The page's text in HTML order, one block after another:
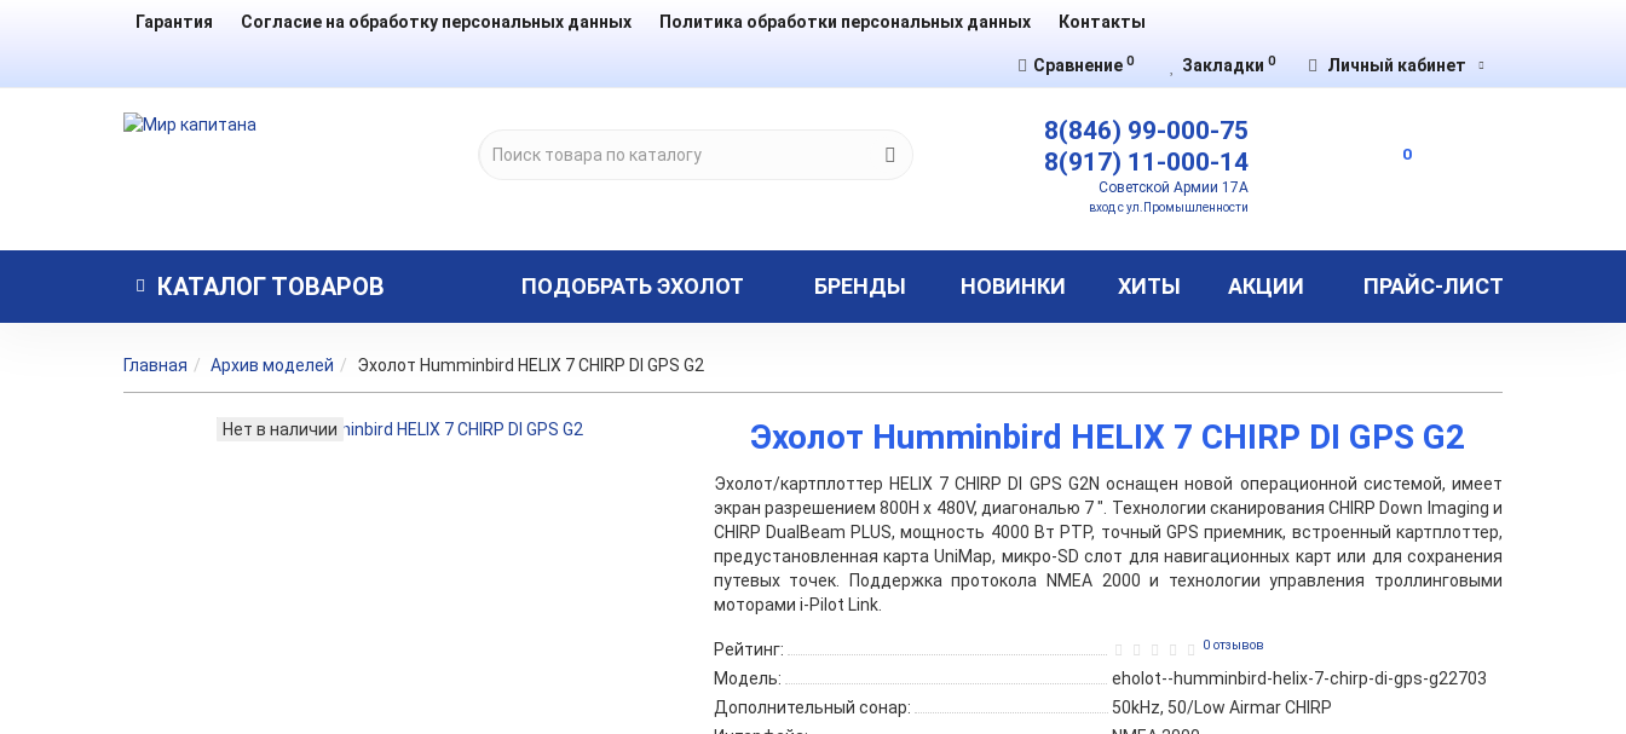
Гарантия Согласие на обработку персональных данных Политика обработки персональных данных Контакты
Сравнение 0 Закладки 0 Личный кабинет
8(846) 99-000-75
8(917) 11-000-14
Советской Армии 17А
вход с ул.Промышленности
0
КАТАЛОГ ТОВАРОВ ПОДОБРАТЬ ЭХОЛОТ БРЕНДЫ НОВИНКИ ХИТЫ АКЦИИ ПРАЙС-ЛИСТ
Главная Архив моделей Эхолот Humminbird HELIX 7 CHIRP DI GPS G2
Нет в наличии Эхолот Humminbird HELIX 7 CHIRP DI GPS G2
Эхолот/картплоттер HELIX 7 CHIRP DI GPS G2N оснащен новой операционной системой, имеет
экран разрешением 800H х 480V, диагональю 7 ". Технологии сканирования CHIRP Down Imaging и
CHIRP DualBeam PLUS, мощность 4000 Вт PTP, точный GPS приемник, встроенный картплоттер,
предустановленная карта UniMap, микро-SD слот для навигационных карт или для сохранения
путевых точек. Поддержка протокола NMEA 2000 и технологии управления троллинговыми
моторами i-Pilot Link.
Рейтинг: 0 отзывов
Модель:
eholot--humminbird-helix-7-chirp-di-gps-g22703
Дополнительный сонар:
50kHz, 50/Low Airmar CHIRP